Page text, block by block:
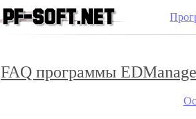
FAQ программы